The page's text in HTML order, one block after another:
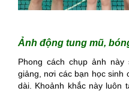
Ảnh động tung mũ,
Phong cách chụp ảnh
giảng, nơi các bạn học sinh
dài. Khoảnh khắc này luôn